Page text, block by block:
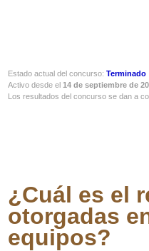
Estado actual del concurso: Terminado
Activo desde el 14 de septiembre de
Los resultados del concurso se dan a
¿Cuál es el
otorgadas
equipos?